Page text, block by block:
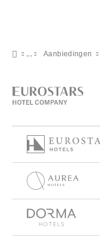
Aanbiedingen